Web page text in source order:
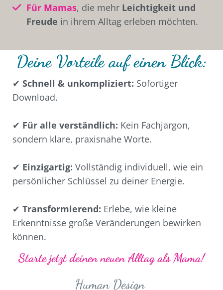
Für Mamas, die mehr Leichtigkeit und
Freude in ihrem Alltag erleben möchten.
Deine Vorteile auf einen Blick:
✔ Schnell & unkompliziert: Sofortiger
Download.
✔ Für alle verständlich: Kein Fachjargon,
sondern klare, praxisnahe Worte.
✔ Einzigartig: Vollständig individuell, wie ein
persönlicher Schlüssel zu deiner Energie.
✔ Transformierend: Erlebe, wie kleine
Erkenntnisse große Veränderungen bewirken
können.
Starte jetzt deinen neuen Alltag als Mama!